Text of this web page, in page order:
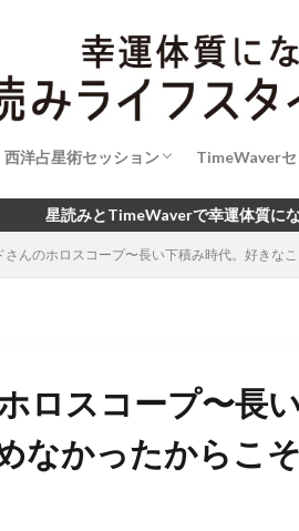
座】
座】
西洋占星術セッション
魂のブループリント・リーディング
西洋占星術で読み解く あなたの今とこ
ら
開運手帳セッション2026
TimeWaverセ
新月の願い×
TimeWaver
で幸運体質になる方法につ
さんのホロスコープ〜長い下積み時代。好きな
ロスコープ〜長
なかったからこ